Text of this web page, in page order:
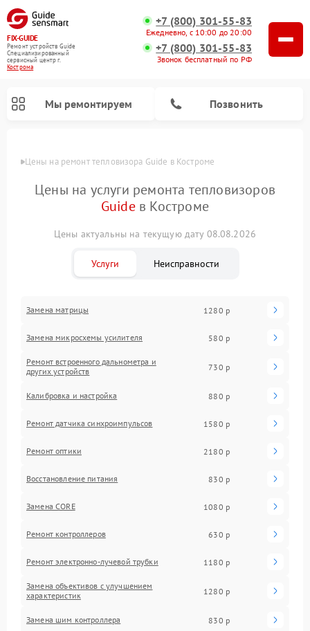
FIX-GUIDE
Ремонт устройств Guide
Специализированный
cервисный центр г.
Кострома
+7 (800) 301-55-83
Ежедневно, с 10:00 до 20:00
+7 (800) 301-55-83
Звонок бесплатный по РФ
Мы ремонтируем Позвонить
Цены на ремонт тепловизора Guide в Костроме
Цены на услуги ремонта тепловизоров
Guideв Костроме
Цены актуальны на текущую дату 08.08.2026
Услуги Неисправности
Замена матрицы 1280 р
Замена микросхемы усилителя 580 р
Ремонт встроенного дальнометра и
других устройств
730 р
Калибровка и настройка 880 р
Ремонт датчика синхроимпульсов 1580 р
Ремонт оптики 2180 р
Восстановление питания 830 р
Замена CORE 1080 р
Ремонт контроллеров 630 р
Ремонт электронно-лучевой трубки 1180 р
Замена объективов с улучшением
характеристик
1280 р
Замена шим контроллера 830 р